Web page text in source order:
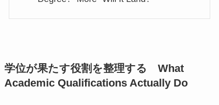
学位が果たす役割を整理する What
Academic Qualifications Actually Do